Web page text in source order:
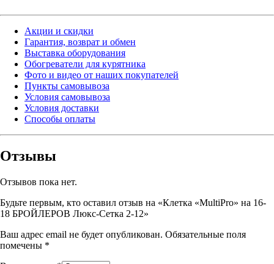
Акции и скидки
Гарантия, возврат и обмен
Выставка оборудования
Обогреватели для курятника
Фото и видео от наших покупателей
Пункты самовывоза
Условия самовывоза
Условия доставки
Способы оплаты
Отзывы
Отзывов пока нет.
Будьте первым, кто оставил отзыв на «Клетка «MultiPro» на 16-
18 БРОЙЛЕРОВ Люкс-Сетка 2-12»
Ваш адрес email не будет опубликован. Обязательные поля
помечены *